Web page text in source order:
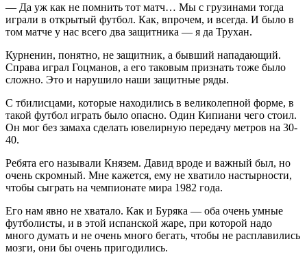
— Да уж как не помнить тот матч… Мы с грузинами тогда
играли в открытый футбол. Как, впрочем, и всегда. И было в
том матче у нас всего два защитника — я да Трухан.
Курненин, понятно, не защитник, а бывший нападающий.
Справа играл Гоцманов, а его таковым признать тоже было
сложно. Это и нарушило наши защитные ряды.
С тбилисцами, которые находились в великолепной форме, в
такой футбол играть было опасно. Один Кипиани чего стоил.
Он мог без замаха сделать ювелирную передачу метров на 30-
40.
Ребята его называли Князем. Давид вроде и важный был, но
очень скромный. Мне кажется, ему не хватило настырности,
чтобы сыграть на чемпионате мира 1982 года.
Его нам явно не хватало. Как и Буряка — оба очень умные
футболисты, и в этой испанской жаре, при которой надо
много думать и не очень много бегать, чтобы не расплавились
мозги, они бы очень пригодились.